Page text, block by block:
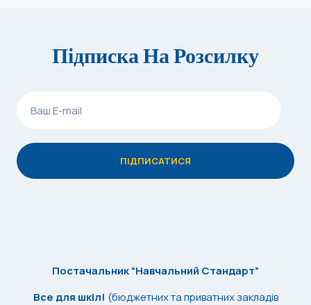
Підписка На Розсилку
Постачальник “Навчальний Стандарт”
Все для шкіл! (бюджетних та приватних закладів